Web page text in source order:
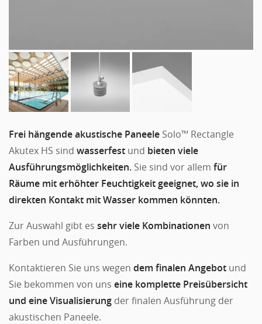
Frei hängende akustische Paneele Solo™ Rectangle
Akutex HS sind wasserfest und bieten viele
Ausführungsmöglichkeiten. Sie sind vor allem für
Räume mit erhöhter Feuchtigkeit geeignet, wo sie in
direkten Kontakt mit Wasser kommen könnten.
Zur Auswahl gibt es sehr viele Kombinationen von
Farben und Ausführungen.
Kontaktieren Sie uns wegen dem finalen Angebot und
Sie bekommen von uns eine komplette Preisübersicht
und eine Visualisierung der finalen Ausführung der
akustischen Paneele.